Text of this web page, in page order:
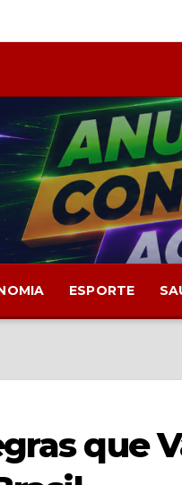
ESPORTE
que